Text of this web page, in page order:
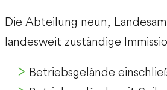
Die Abteilung neun,
landesweit zuständige
Betriebsgelände